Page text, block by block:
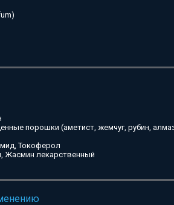
порошки (аметист, жемчуг, рубин,
Токоферол
Жасмин лекарственный